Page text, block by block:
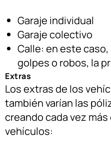
Garaje individual
Garaje colectivo
Calle: en este
golpes o robos, la
Extras
Los extras de los
también varían las
creando cada vez
vehículos: